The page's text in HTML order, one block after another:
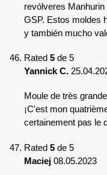
revólveres
GSP. Estos moldes
y también mucho
Rated 5 de 5
Yannick C.
Moule de très
¡C'est mon
certainement pas le
Rated 5 de 5
Maciej 08.05.2023